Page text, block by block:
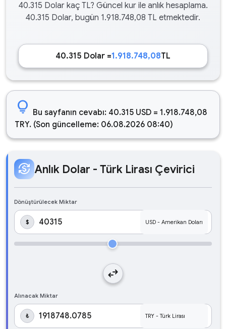
40.315 Dolar kaç TL? Güncel kur ile anlık hesaplama.
40.315 Dolar, bugün 1.918.748,08 TL etmektedir.
40.315 Dolar =1.918.748,08TL
lightbulb Bu sayfanın cevabı: 40.315 USD = 1.918.748,08
TRY. (Son güncelleme: 06.08.2026 08:40)
currency_exchange Anlık Dolar - Türk Lirası Çevirici
Dönüştürülecek Miktar
$
swap_horiz
Alınacak Miktar
₺